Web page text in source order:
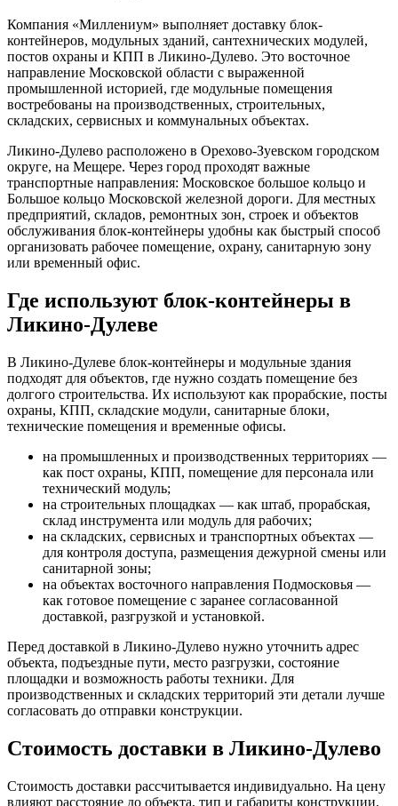
Компания «Миллениум» выполняет доставку блок-
контейнеров, модульных зданий, сантехнических модулей,
постов охраны и КПП в Ликино-Дулево. Это восточное
направление Московской области с выраженной
промышленной историей, где модульные помещения
востребованы на производственных, строительных,
складских, сервисных и коммунальных объектах.
Ликино-Дулево расположено в Орехово-Зуевском городском
округе, на Мещере. Через город проходят важные
транспортные направления: Московское большое кольцо и
Большое кольцо Московской железной дороги. Для местных
предприятий, складов, ремонтных зон, строек и объектов
обслуживания блок-контейнеры удобны как быстрый способ
организовать рабочее помещение, охрану, санитарную зону
или временный офис.
Где используют блок-контейнеры в
Ликино-Дулеве
В Ликино-Дулеве блок-контейнеры и модульные здания
подходят для объектов, где нужно создать помещение без
долгого строительства. Их используют как прорабские, посты
охраны, КПП, складские модули, санитарные блоки,
технические помещения и временные офисы.
на промышленных и производственных территориях —
как пост охраны, КПП, помещение для персонала или
технический модуль;
на строительных площадках — как штаб, прорабская,
склад инструмента или модуль для рабочих;
на складских, сервисных и транспортных объектах —
для контроля доступа, размещения дежурной смены или
санитарной зоны;
на объектах восточного направления Подмосковья —
как готовое помещение с заранее согласованной
доставкой, разгрузкой и установкой.
Перед доставкой в Ликино-Дулево нужно уточнить адрес
объекта, подъездные пути, место разгрузки, состояние
площадки и возможность работы техники. Для
производственных и складских территорий эти детали лучше
согласовать до отправки конструкции.
Стоимость доставки в Ликино-Дулево
Стоимость доставки рассчитывается индивидуально. На цену
влияют расстояние до объекта, тип и габариты конструкции,